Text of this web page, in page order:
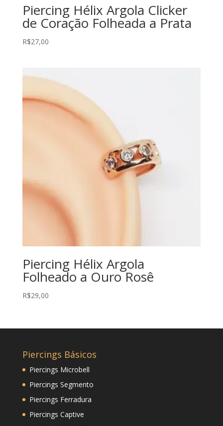
Piercing Hélix Argola Clicker
de Coração Folheada a Prata
R$27,00
Piercing Hélix Argola
Folheado a Ouro Rosê
R$29,00
Piercings Básicos
Piercings Microbell
Piercings Segmento
Piercings Ferradura
Piercings Captive